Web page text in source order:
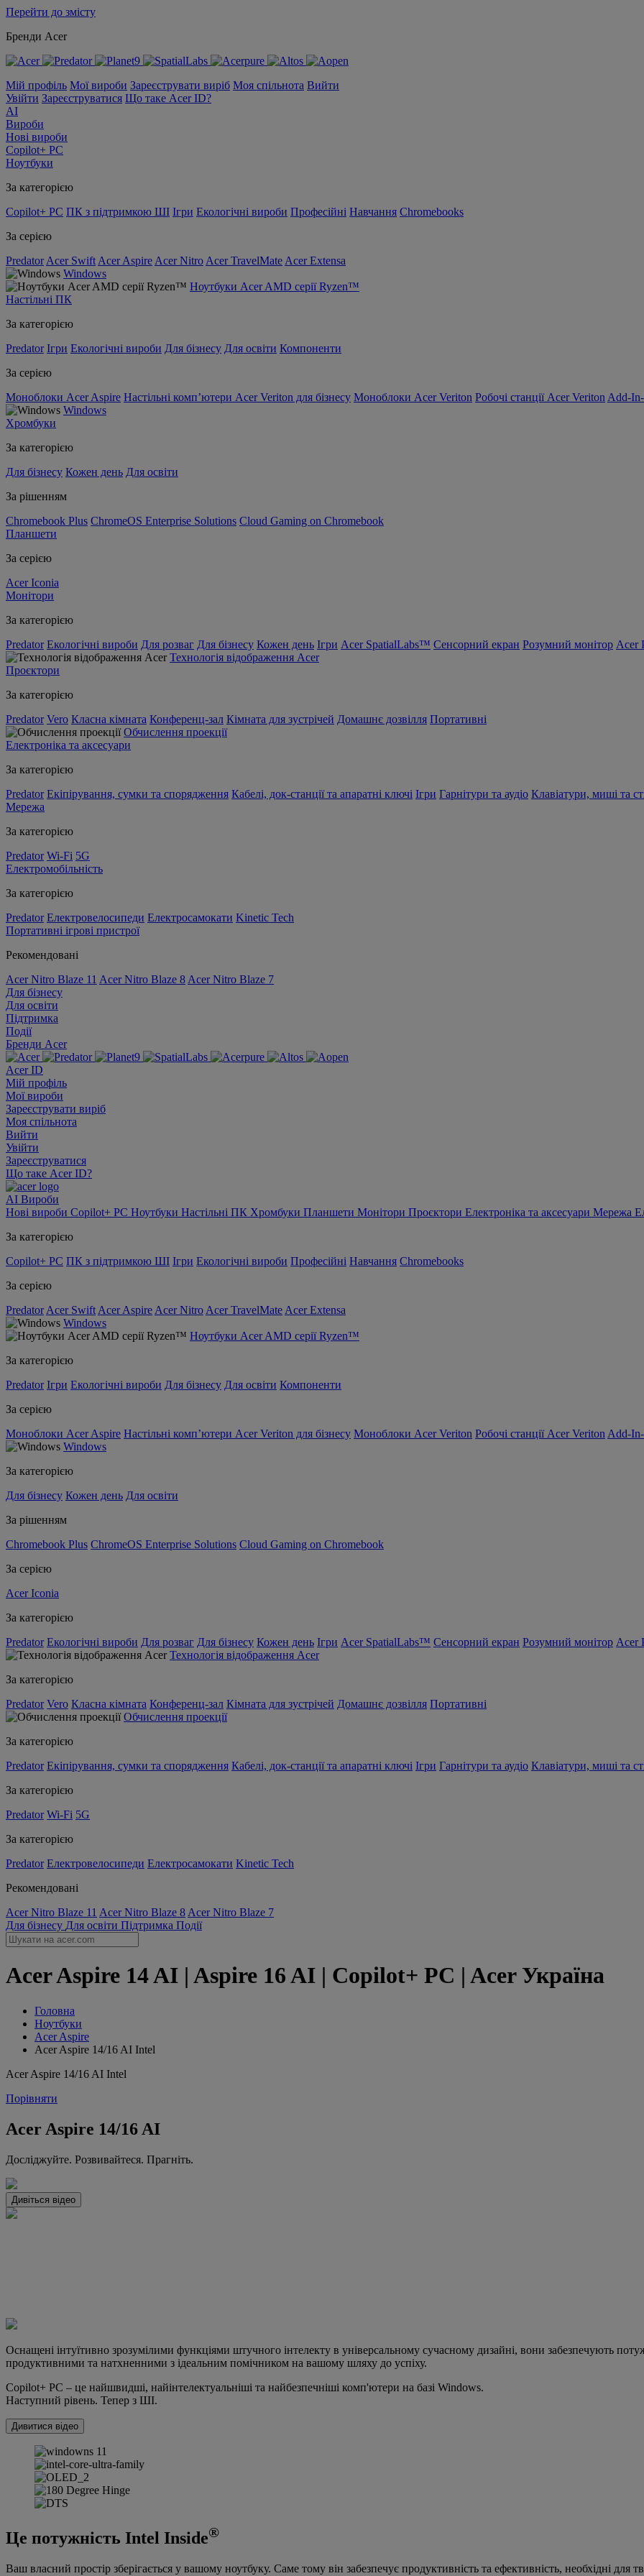
Перейти до змісту
Бренди Acer
Мій профіль Мої вироби Зареєструвати виріб Моя спільнота Вийти
Увійти Зареєструватися Що таке Acer ID?
AI
Вироби
Нові вироби
Copilot+ PC
Ноутбуки
За категорією
Copilot+ PC ПК з підтримкою ШІ Ігри Екологічні вироби Професійні Навчання Chromebooks
За серією
Predator Acer Swift Acer Aspire Acer Nitro Acer TravelMate Acer Extensa
Windows
Ноутбуки Acer AMD серії Ryzen™
Настільні ПК
За категорією
Predator Ігри Екологічні вироби Для бізнесу Для освіти Компоненти
За серією
Моноблоки Acer Aspire Настільні комп’ютери Acer Veriton для бізнесу Моноблоки Acer Veriton Робочі станції Acer Veriton Add-
Windows
Хромбуки
За категорією
Для бізнесу Кожен день Для освіти
За рішенням
Chromebook Plus ChromeOS Enterprise Solutions Cloud Gaming on Chromebook
Планшети
За серією
Acer Iconia
Монітори
За категорією
Predator Екологічні вироби Для розваг Для бізнесу Кожен день Ігри Acer SpatialLabs™ Сенсорний екран Розумний монітор Acer
Технологія відображення Acer
Проєктори
За категорією
Predator Vero Класна кімната Конференц-зал Кімната для зустрічей Домашнє дозвілля Портативні
Обчислення проекції
Електроніка та аксесуари
За категорією
Predator Екіпірування, сумки та спорядження Кабелі, док-станції та апаратні ключі Ігри Гарнітури та аудіо Клавіатури, миші та
Мережа
За категорією
Predator Wi-Fi 5G
Електромобільність
За категорією
Predator Електровелосипеди Електросамокати Kinetic Tech
Портативні ігрові пристрої
Рекомендовані
Acer Nitro Blaze 11 Acer Nitro Blaze 8 Acer Nitro Blaze 7
Для бізнесу
Для освіти
Підтримка
Події
Бренди Acer
Acer ID
Мій профіль
Мої вироби
Зареєструвати виріб
Моя спільнота
Вийти
Увійти
Зареєструватися
Що таке Acer ID?
AI Вироби
Нові вироби Copilot+ PC Ноутбуки Настільні ПК Хромбуки Планшети Монітори Проєктори Електроніка та аксесуари Мережа
За категорією
Copilot+ PC ПК з підтримкою ШІ Ігри Екологічні вироби Професійні Навчання Chromebooks
За серією
Predator Acer Swift Acer Aspire Acer Nitro Acer TravelMate Acer Extensa
Windows
Ноутбуки Acer AMD серії Ryzen™
За категорією
Predator Ігри Екологічні вироби Для бізнесу Для освіти Компоненти
За серією
Моноблоки Acer Aspire Настільні комп’ютери Acer Veriton для бізнесу Моноблоки Acer Veriton Робочі станції Acer Veriton Add-
Windows
За категорією
Для бізнесу Кожен день Для освіти
За рішенням
Chromebook Plus ChromeOS Enterprise Solutions Cloud Gaming on Chromebook
За серією
Acer Iconia
За категорією
Predator Екологічні вироби Для розваг Для бізнесу Кожен день Ігри Acer SpatialLabs™ Сенсорний екран Розумний монітор Acer
Технологія відображення Acer
За категорією
Predator Vero Класна кімната Конференц-зал Кімната для зустрічей Домашнє дозвілля Портативні
Обчислення проекції
За категорією
Predator Екіпірування, сумки та спорядження Кабелі, док-станції та апаратні ключі Ігри Гарнітури та аудіо Клавіатури, миші та
За категорією
Predator Wi-Fi 5G
За категорією
Predator Електровелосипеди Електросамокати Kinetic Tech
Рекомендовані
Acer Nitro Blaze 11 Acer Nitro Blaze 8 Acer Nitro Blaze 7
Для бізнесу Для освіти Підтримка Події
Acer Aspire 14 AI | Aspire 16 AI | Copilot+ PC | Acer Україна
Головна
Ноутбуки
Acer Aspire
Acer Aspire 14/16 AI Intel
Acer Aspire 14/16 AI Intel
Порівняти
Acer Aspire 14/16 AI
Досліджуйте. Розвивайтеся. Прагніть.
Дивіться відео
Оснащені інтуїтивно зрозумілими функціями штучного інтелекту в універсальному сучасному дизайні, вони забезпечують
продуктивними та натхненними з ідеальним помічником на вашому шляху до успіху.
Copilot+ PC – це найшвидші, найінтелектуальніші та найбезпечніші комп'ютери на базі Windows.
Наступний рівень. Тепер з ШІ.
Дивитися відео
Це потужність Intel Inside®
Ваш власний простір зберігається у вашому ноутбуку. Саме тому він забезпечує продуктивність та ефективність, необхідні для